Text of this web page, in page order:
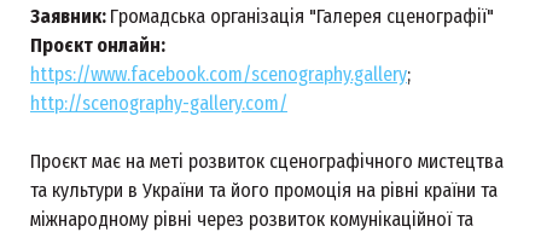
Заявник: Громадська організація "Галерея сценографії"
Проєкт онлайн:
https://www.facebook.com/scenography.gallery;
http://scenography-gallery.com/
Проєкт має на меті розвиток сценографічного мистецтва
та культури в України та його промоція на рівні країни та
міжнародному рівні через розвиток комунікаційної та